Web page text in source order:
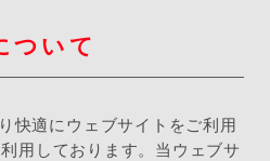
ついて
快適にウェブサイトをご利用
用しております。当ウェブサ